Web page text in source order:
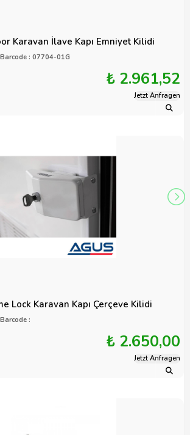
Karavan İlave Kapı Emniyet Kilidi
Barcode : 07704-01G
₺ 2.961,52
Jetzt Anfragen
Lock Karavan Kapı Çerçeve Kilidi
Barcode :
₺ 2.650,00
Jetzt Anfragen